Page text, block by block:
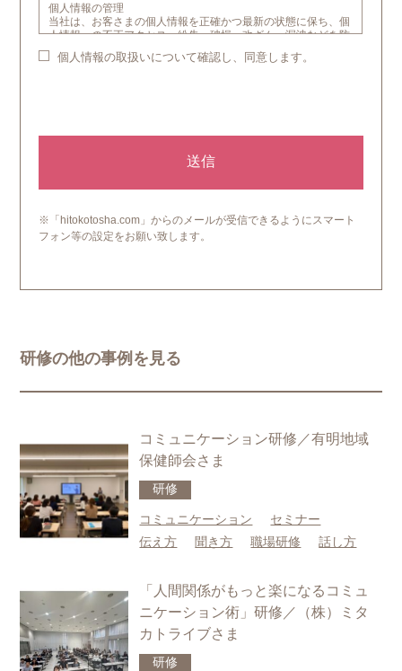
個人情報の管理
当社は、お客さまの個人情報を正確かつ最新の状態に保ち、個
人情報への不正アクセス・紛失・破損・改ざん・漏洩などを防
止するため、セキュリティシステムの維持・管理体制の整備・
社員教育の徹底等の必要な措置を講じ、安全対策を実施し、個
目的以外では利用いたしません。お客さまからお預かりした個
人情報は、当社からのご連絡や業務のご案内やご質問に対する
当社は、お客さまよりお預かりした個人情報を適切に管理し、
次のいずれかに該当する場合を除き、個人情報を第三者に開示
委託する業者に対して開示する場合
法令、規範の遵守と見直し
当社は、保有する個人情報に関して適用される日本の法令、そ
の他規範を遵守するとともに、本ポリシーの内容を適宜見直
し、その改善に努めます。
お問い合せ
当社の個人情報の取扱に関するお問い合せは下記までご連絡く
ださい。
個人情報の取扱いについて確認し、同意します。
※「hitokotosha.com」からのメールが受信できるようにスマート
フォン等の設定をお願い致します。
研修の他の事例を見る
コミュニケーション研修／有明地域
保健師会さま
研修
コミュニケーション
セミナー
伝え方
聞き方 職場研修 話し方
「人間関係がもっと楽になるコミュ
ニケーション術」研修／（株）ミタ
カトライブさま
研修